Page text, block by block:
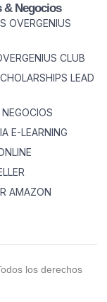
& Negocios
OVERGENIUS
CLUB
LEAD
E-LEARNING
AMAZON
los derechos